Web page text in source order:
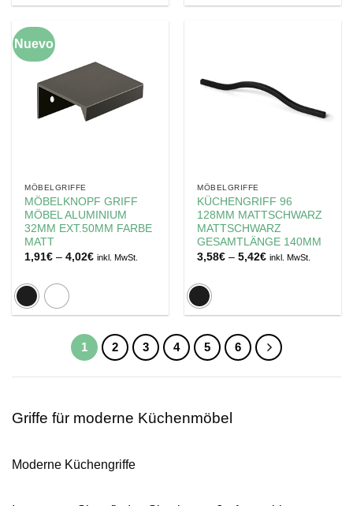
Nuevo
MÖBELGRIFFE
MÖBELKNOPF GRIFF
MÖBEL ALUMINIUM
32MM EXT.50MM FARBE
MATT
1,91€ –4,02€Preisspanne:
inkl. MwSt.
MÖBELGRIFFE
KÜCHENGRIFF 96
128MM MATTSCHWARZ
MATTSCHWARZ
GESAMTLÄNGE 140MM
3,58€ –5,42€Preisspanne:
inkl. MwSt.
1 2 3 4 5 6
Griffe für moderne Küchenmöbel
Moderne Küchengriffe